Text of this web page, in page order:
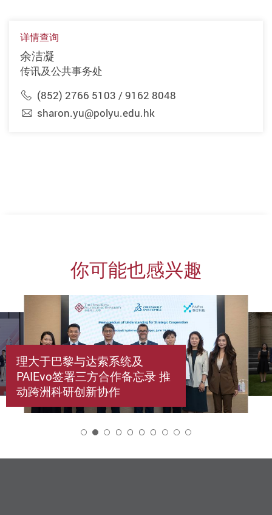
详情查询
余洁凝
传讯及公共事务处
(852) 2766 5103 / 9162 8048
sharon.yu@polyu.edu.hk
你可能也感兴趣
理大于巴黎与达索系统及
PAIEvo签署三方合作备忘录 推
动跨洲科研创新协作